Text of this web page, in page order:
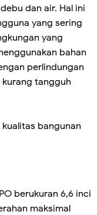
dan air. Hal ini
yang sering
yang
bahan
perlindungan
tangguh
bangunan
berukuran 6,6 inci
maksimal